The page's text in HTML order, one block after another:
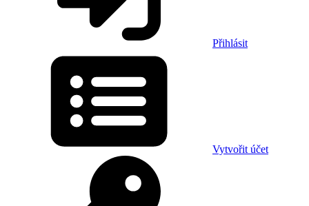
Přihlásit
Vytvořit účet